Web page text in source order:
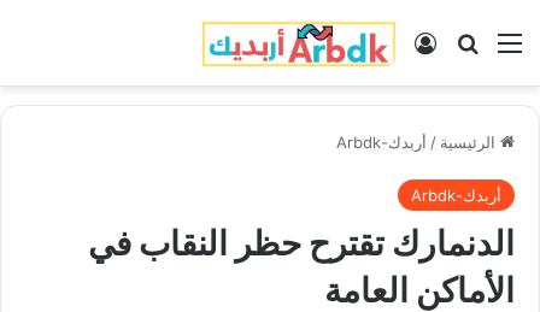
القائمة بحث عنتسجيل الدخول
الرئيسية / أربدك-Arbdk
أربدك-Arbdk
الدنمارك تقترح حظر النقاب في
الأماكن العامة